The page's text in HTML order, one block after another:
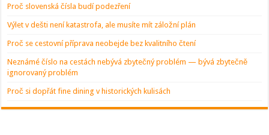
Proč slovenská čísla budí podezření
Výlet v dešti není katastrofa, ale musíte mít záložní plán
Proč se cestovní příprava neobejde bez kvalitního čtení
Neznámé číslo na cestách nebývá zbytečný problém — bývá zbytečně
ignorovaný problém
Proč si dopřát fine dining v historických kulisách